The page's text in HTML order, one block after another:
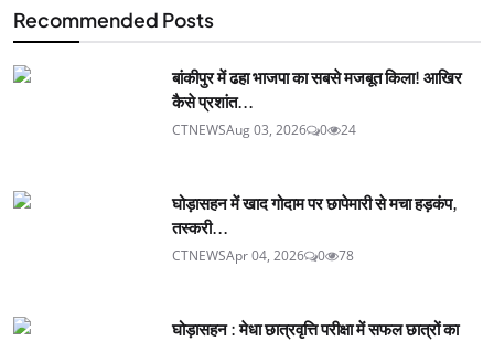
Recommended Posts
बांकीपुर में ढहा भाजपा का सबसे मजबूत किला! आखिर
कैसे प्रशांत...
CTNEWSAug 03, 2026 0 24
घोड़ासहन में खाद गोदाम पर छापेमारी से मचा हड़कंप,
तस्करी...
CTNEWSApr 04, 2026 0 78
घोड़ासहन : मेधा छात्रवृत्ति परीक्षा में सफल छात्रों का